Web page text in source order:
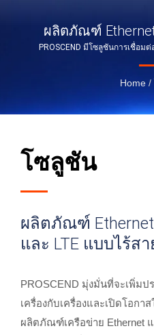
ผลิตภัณฑ์
และ LTE แบบไร้ส
PROSCEND มีโซลูชันการเชื่อม
Home /
โซลูชัน
ผลิตภัณฑ์
และ LTE แบบไร้ส
PROSCEND มุ่งมั่นที่จะเพิ่ม
เครื่องกับเครื่องและเปิดโอก
ผลิตภัณฑ์เครือข่าย Ethernet